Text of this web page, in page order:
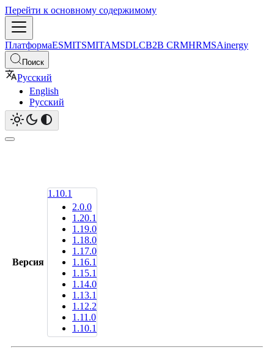
Перейти к основному содержимому
ПлатформаESMITSMITAMSDLCB2B CRMHRMSAinergy
Поиск
Русский
English
Русский
Версия
1.10.1
2.0.0
1.20.1
1.19.0
1.18.0
1.17.0
1.16.1
1.15.1
1.14.0
1.13.1
1.12.2
1.11.0
1.10.1